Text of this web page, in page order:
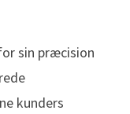
sin præcision
kunders